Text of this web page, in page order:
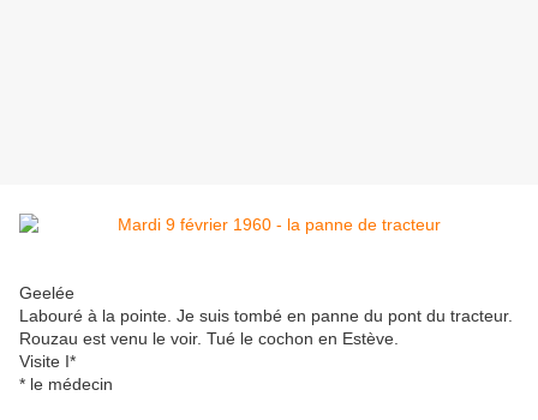
Geelée
Labouré à la pointe. Je suis tombé en panne du pont du tracteur.
Rouzau est venu le voir. Tué le cochon en Estève.
Visite I*
* le médecin